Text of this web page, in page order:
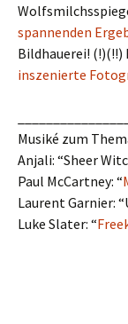
spannenden
Bildhauerei! (!)(!!)
inszenierte
Musiké zum
Anjali: “Sheer
Paul McCartney: “
Laurent Garnier:
Luke Slater: “